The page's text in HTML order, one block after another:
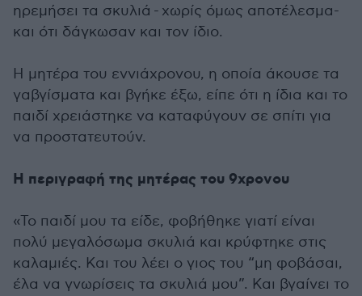
ηρεμήσει τα σκυλιά - χωρίς όμως αποτέλεσμα-
και ότι δάγκωσαν και τον ίδιο.
Η μητέρα του εννιάχρονου, η οποία άκουσε τα
γαβγίσματα και βγήκε έξω, είπε ότι η ίδια και το
παιδί χρειάστηκε να καταφύγουν σε σπίτι για
να προστατευτούν.
Η περιγραφή της μητέρας του 9χρονου
«Το παιδί μου τα είδε, φοβήθηκε γιατί είναι
πολύ μεγαλόσωμα σκυλιά και κρύφτηκε στις
καλαμιές. Και του λέει ο γιος του “μη φοβάσαι,
έλα να γνωρίσεις τα σκυλιά μου”. Και βγαίνει το